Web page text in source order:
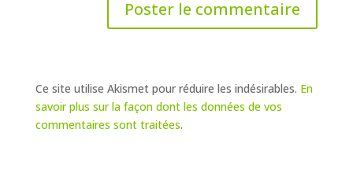
Ce site utilise Akismet pour réduire les indésirables. En
savoir plus sur la façon dont les données de vos
commentaires sont traitées.